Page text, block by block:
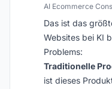
AI Ecommerce
Das ist das
Websites bei KI
Problems:
Traditionelle
ist dieses